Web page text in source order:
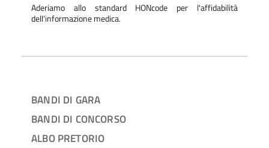
Aderiamo allo standard HONcode per l'affidabilità
dell'informazione medica.
BANDI DI GARA
BANDI DI CONCORSO
ALBO PRETORIO